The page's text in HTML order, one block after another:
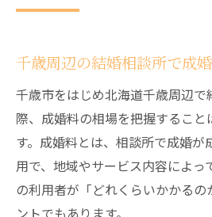
千歳周辺の結婚相談所で成
千歳市をはじめ北海道千歳周辺で
際、成婚料の相場を把握するこ
す。成婚料とは、相談所で成婚が
用で、地域やサービス内容によっ
の利用者が「どれくらいかかる
ントでもあります。